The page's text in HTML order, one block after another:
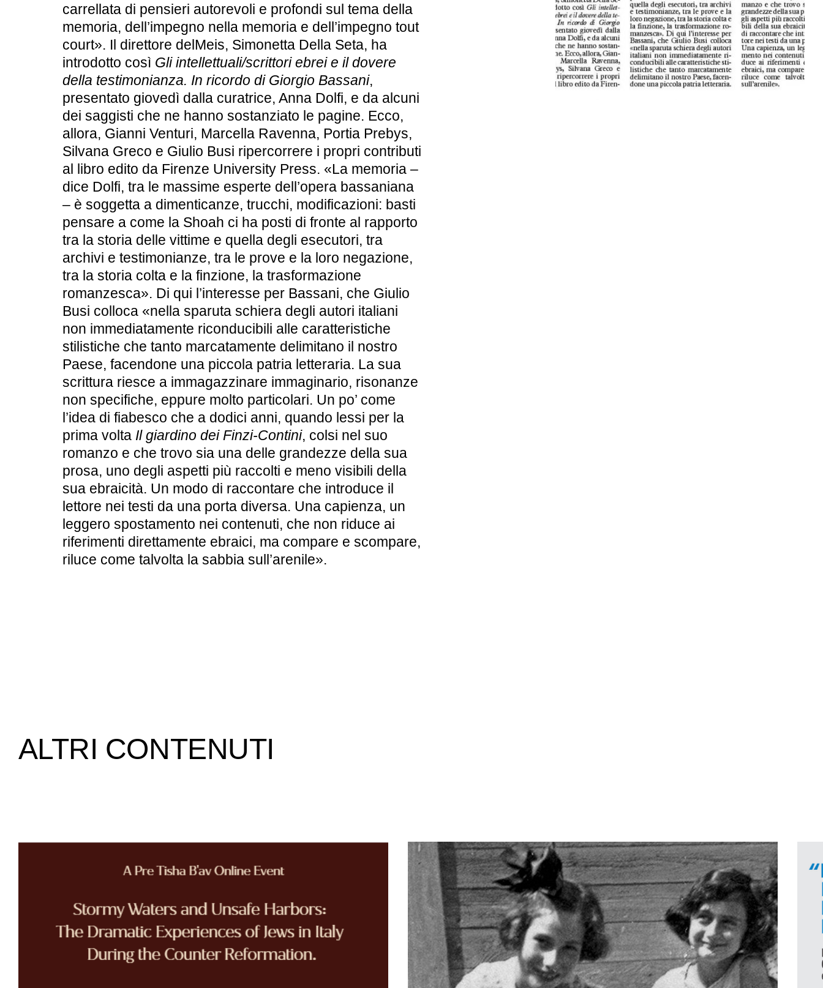
carrellata di pensieri autorevoli e profondi sul tema della
memoria, dell’impegno nella memoria e dell’impegno tout
court». Il direttore delMeis, Simonetta Della Seta, ha
introdotto così Gli intellettuali/scrittori ebrei e il dovere
della testimonianza. In ricordo di Giorgio Bassani,
presentato giovedì dalla curatrice, Anna Dolfi, e da alcuni
dei saggisti che ne hanno sostanziato le pagine. Ecco,
allora, Gianni Venturi, Marcella Ravenna, Portia Prebys,
Silvana Greco e Giulio Busi ripercorrere i propri contributi
al libro edito da Firenze University Press. «La memoria –
dice Dolfi, tra le massime esperte dell’opera bassaniana
– è soggetta a dimenticanze, trucchi, modificazioni: basti
pensare a come la Shoah ci ha posti di fronte al rapporto
tra la storia delle vittime e quella degli esecutori, tra
archivi e testimonianze, tra le prove e la loro negazione,
tra la storia colta e la finzione, la trasformazione
romanzesca». Di qui l’interesse per Bassani, che Giulio
Busi colloca «nella sparuta schiera degli autori italiani
non immediatamente riconducibili alle caratteristiche
stilistiche che tanto marcatamente delimitano il nostro
Paese, facendone una piccola patria letteraria. La sua
scrittura riesce a immagazzinare immaginario, risonanze
non specifiche, eppure molto particolari. Un po’ come
l’idea di fiabesco che a dodici anni, quando lessi per la
prima volta Il giardino dei Finzi-Contini, colsi nel suo
romanzo e che trovo sia una delle grandezze della sua
prosa, uno degli aspetti più raccolti e meno visibili della
sua ebraicità. Un modo di raccontare che introduce il
lettore nei testi da una porta diversa. Una capienza, un
leggero spostamento nei contenuti, che non riduce ai
riferimenti direttamente ebraici, ma compare e scompare,
riluce come talvolta la sabbia sull’arenile».
ALTRI CONTENUTI